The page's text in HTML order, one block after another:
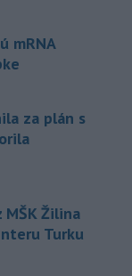
mRNA
za plán s
MŠK Žilina
Turku